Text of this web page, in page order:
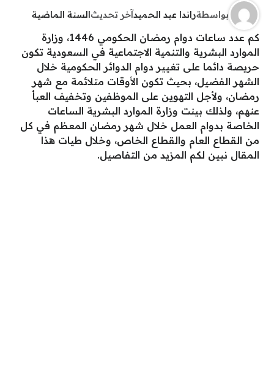
بواسطةراندا عبد الحميدآخر تحديثالسنة الماضية
كم عدد ساعات دوام رمضان الحكومي 1446، وزارة
الموارد البشرية والتنمية الاجتماعية في السعودية تكون
حريصة دائما على تغيير دوام الدوائر الحكومية خلال
الشهر الفضيل، بحيث تكون الأوقات متلائمة مع شهر
رمضان، ولأجل التهوين على الموظفين وتخفيف العبأ
عنهم، ولذلك بينت وزارة الموارد البشرية الساعات
الخاصة بدوام العمل خلال شهر رمضان المعظم في كل
من القطاع العام والقطاع الخاص، وخلال طيات هذا
المقال نبين لكم المزيد من التفاصيل.